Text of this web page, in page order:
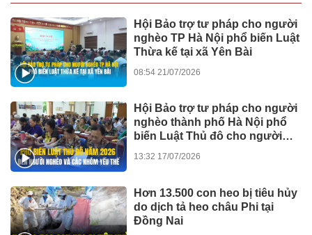
Hội Bảo trợ tư pháp cho người
nghèo TP Hà Nội phổ biến Luật
Thừa kế tại xã Yên Bài
08:54 21/07/2026
Hội Bảo trợ tư pháp cho người
nghèo thành phố Hà Nội phổ
biến Luật Thủ đô cho người
13:32 17/07/2026
Hơn 13.500 con heo bị tiêu hủy
do dịch tả heo châu Phi tại
Đồng Nai